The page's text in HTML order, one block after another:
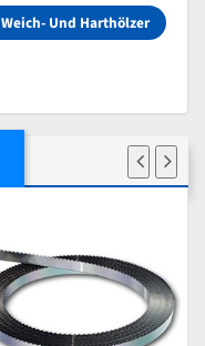
Weich- Und Harthölzer